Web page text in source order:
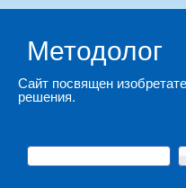
Методолог
Сайт посвящен
решения.
Форма поиска
Поиск